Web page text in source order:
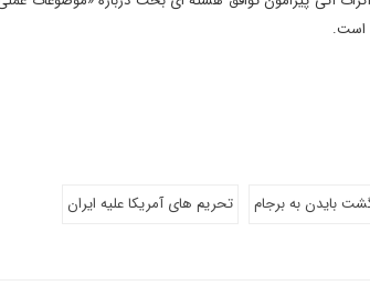
است.
بایدن به برجام تحریم های آمریکا علیه ایران